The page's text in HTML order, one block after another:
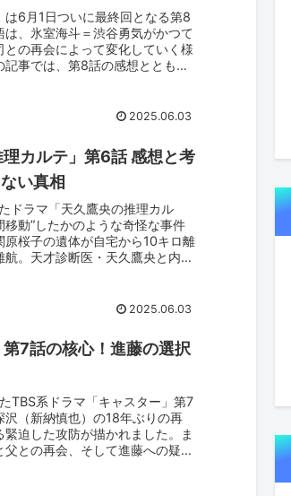
は6月1日ついに最終回となる第8
、氷室海斗＝渋谷勇気がかつて
の再会によって変化していく様
事では、第8話の感想ととも
2025.06.03
理カルテ」第6話 感想と考
い真相
ドラマ「天久鷹央の推理カル
動”したかのような奇怪な事件
桜子の遺体が自宅から10キロ離
。天才診断医・天久鷹央と内科
2025.06.03
7話の核心！進藤の選択
TBS系ドラマ「キャスター」第7
（新納慎也）の18年ぶりの再
迫した攻防が描かれました。ま
との再会、そして進藤への疑念